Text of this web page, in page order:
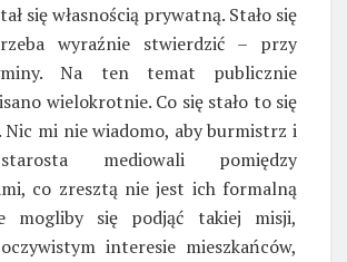
się własnością prywatną. Stało się
wyraźnie stwierdzić – przy
Na ten temat publicznie
wielokrotnie. Co się stało to się
Nic mi nie wiadomo, aby burmistrz i
mediowali pomiędzy
co zresztą nie jest ich formalną
mogliby się podjąć takiej misji,
interesie mieszkańców,